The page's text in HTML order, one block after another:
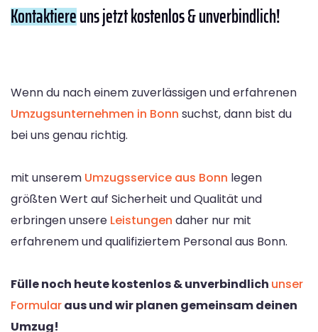
Kontaktiereuns jetzt kostenlos & unverbindlich!
Wenn du nach einem zuverlässigen und erfahrenen
Umzugsunternehmen in Bonn suchst, dann bist du
bei uns genau richtig.
mit unserem Umzugsservice aus Bonn legen
größten Wert auf Sicherheit und Qualität und
erbringen unsere Leistungen daher nur mit
erfahrenem und qualifiziertem Personal aus Bonn.
Fülle noch heute kostenlos & unverbindlich unser
Formularaus und wir planen gemeinsam deinen
Umzug!